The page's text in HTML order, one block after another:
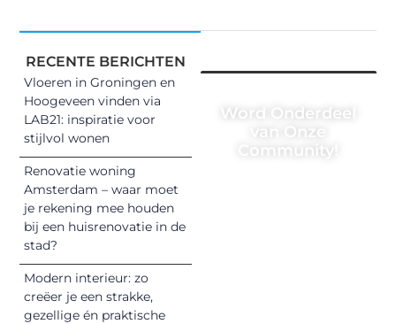
RECENTE BERICHTEN
Vloeren in Groningen en
Hoogeveen vinden via
LAB21: inspiratie voor
stijlvol wonen
Renovatie woning
Amsterdam – waar moet
je rekening mee houden
bij een huisrenovatie in de
stad?
Modern interieur: zo
creëer je een strakke,
gezellige én praktische
Word Onderdeel
van Onze
Community!